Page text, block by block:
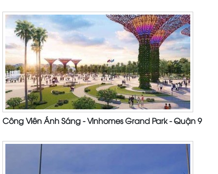
Công Viên Ánh Sáng - Vinhomes Grand Park - Quận 9